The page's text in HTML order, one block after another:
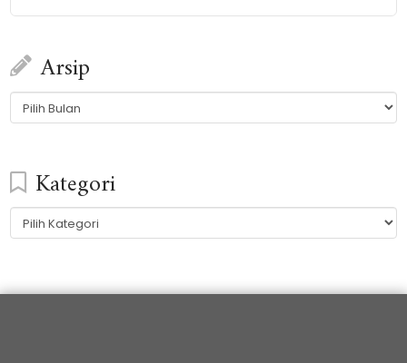
Arsip
Arsip
Kategori
Kategori